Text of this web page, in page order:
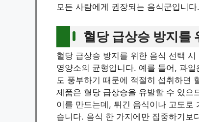
모든 사람에게 권장되는 음식군입니다.
혈당 급상승 방지를
혈당 급상승 방지를 위한 음식 선택
영양소의 균형입니다. 예를 들어, 과
도 풍부하기 때문에 적절히 섭취하면
제품은 혈당 급상승을 유발할 수 있으
이를 만드는데, 튀긴 음식이나 고도로
습니다. 음식 한 가지에만 집중하기보